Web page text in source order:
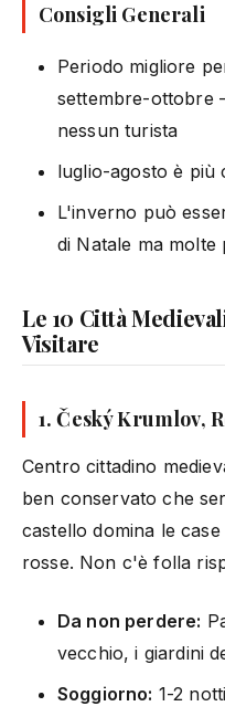
Consigli Generali
Periodo migliore
settembre-ottobre
nessun turista
luglio-agosto è più
L'inverno può
di Natale ma
Le 10 Città
Visitare
1. Český Krumlov,
Centro cittadino
ben conservato che
castello domina le
rosse. Non c'è folla
Da non perdere:
vecchio, i giardini
Soggiorno: 1-2 notti